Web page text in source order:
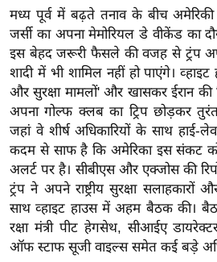
शे
ष
ज्ञ
रा
य
ब
ज
ट
खे
ल
क्रि
के
मध्य पूर्व में बढ़ते तनाव के बीच अमेरिकी
जर्सी का अपना मेमोरियल डे वीकेंड का
इस बेहद जरूरी फैसले की वजह से ट्रंप
शादी में भी शामिल नहीं हो पाएंगे।
और सुरक्षा मामलों' और खासकर ईरान की
अपना गोल्फ क्लब का ट्रिप छोड़कर
जहां वे शीर्ष अधिकारियों के साथ
कदम से साफ है कि अमेरिका इस संकट
अलर्ट पर है। सीबीएस और एक्जोस की
ट्रंप ने अपने राष्ट्रीय सुरक्षा सलाहकारों
साथ व्हाइट हाउस में अहम बैठक की।
रक्षा मंत्री पीट हेगसेथ, सीआईए
ऑफ स्टाफ सूजी वाइल्स समेत कई बड़े